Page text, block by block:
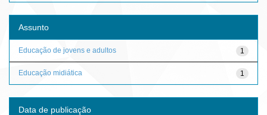
Assunto
1
Educação de jovens e adultos
1
Educação midiática
Data de publicação